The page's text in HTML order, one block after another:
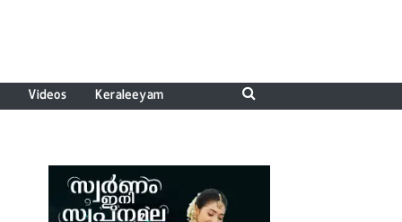
Videos Keraleeyam